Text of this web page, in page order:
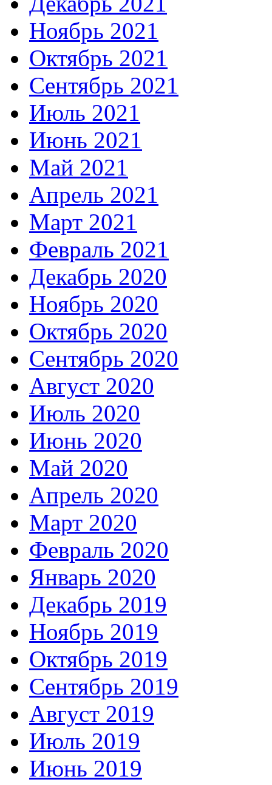
Ноябрь 2021
Октябрь 2021
Сентябрь 2021
Июль 2021
Июнь 2021
Май 2021
Апрель 2021
Март 2021
Февраль 2021
Декабрь 2020
Ноябрь 2020
Октябрь 2020
Сентябрь 2020
Август 2020
Июль 2020
Июнь 2020
Май 2020
Апрель 2020
Март 2020
Февраль 2020
Январь 2020
Декабрь 2019
Ноябрь 2019
Октябрь 2019
Сентябрь 2019
Август 2019
Июль 2019
Июнь 2019